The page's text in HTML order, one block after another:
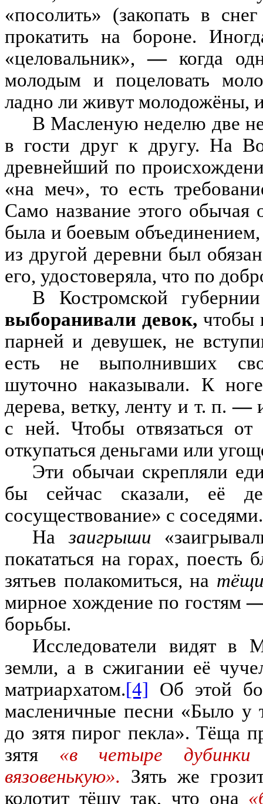
«посолить» (закопать в
прокатить на бороне.
«целовальник», — когда
молодым и поцеловать
ладно ли живут молодожёны,
В Масленую неделю две
в гости друг к другу. На
древнейший по
«на меч», то есть
Само название этого обычая
была и боевым объединением,
из другой деревни был
его, удостоверяла, что по
В Костромской
выборанивали девок, чтобы
парней и девушек, не
есть не выполнивших
шуточно наказывали.
К
дерева, ветку, ленту и т. п. —
с ней. Чтобы отвязаться
откупаться деньгами или
Эти обычаи скрепляли
бы сейчас сказали, её
сосуществование» с соседями.
На
заигрыши
покататься на горах, поесть
зятьев полакомиться, на
мирное хождение по гостям
борьбы.
Исследователи видят в
земли, а в сжигании её
матриархатом.[4]
Об этой
масленичные песни «Было у
до зятя пирог пекла». Тёща
зятя
«в четыре дубинки
вязовенькую». Зять же
колотит тёщу так, что она